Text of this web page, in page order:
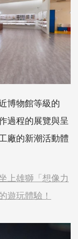
博物館等級的
過程的展覽與呈
廠的新潮活動體
上雄獅「想像力
遊玩體驗！